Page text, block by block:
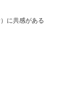
に共感がある